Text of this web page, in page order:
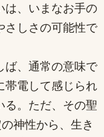
は、いまなお手の
さしさの可能性で
ば、通常の意味で
帯電して感じられ
る。ただ、その聖
神性から、生き